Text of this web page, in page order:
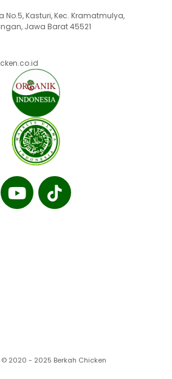
No.5, Kasturi, Kec. Kramatmulya,
Jawa Barat 45521
2020 - 2025 Berkah Chicken